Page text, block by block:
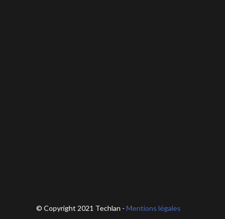
© Copyright 2021 Techlan - Mentions légales